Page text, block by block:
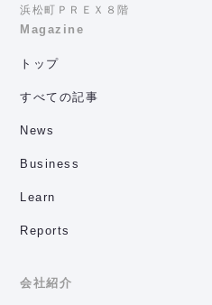
浜松町ＰＲＥＸ８階
Magazine
トップ
すべての記事
News
Business
Learn
Reports
会社紹介